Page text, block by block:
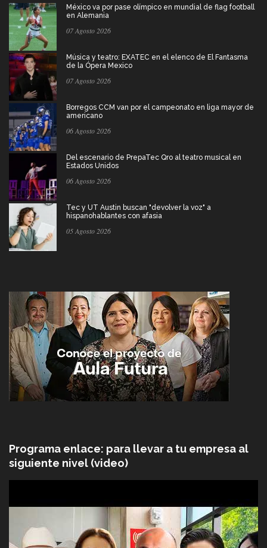
México va por pase olímpico en mundial de flag football
en Alemania
07 Agosto 2026
Música y teatro: EXATEC en el elenco de El Fantasma
de la Ópera Mexico
07 Agosto 2026
Borregos CCM van por el campeonato en liga mayor de
americano
06 Agosto 2026
Del escenario de PrepaTec Qro al teatro musical en
Estados Unidos
06 Agosto 2026
Tec y UT Austin buscan "devolver la voz" a
hispanohablantes con afasia
05 Agosto 2026
Programa enlace: para llevar a tu empresa al
siguiente nivel (video)